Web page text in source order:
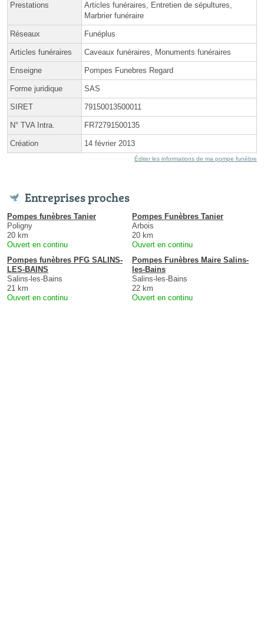
Prestations
Articles funéraires, Entretien de sépultures,
Marbrier funéraire
Réseaux Funéplus
Articles funéraires Caveaux funéraires, Monuments funéraires
Enseigne Pompes Funebres Regard
Forme juridique SAS
SIRET 79150013500011
N° TVA Intra. FR72791500135
Création 14 février 2013
Éditer les informations de ma pompe funèbre
Entreprises proches
Pompes funèbres Tanier
Poligny
20 km
Ouvert en continu
Pompes Funèbres Tanier
Arbois
20 km
Ouvert en continu
Pompes funèbres PFG SALINS-
LES-BAINS
Salins-les-Bains
21 km
Ouvert en continu
Pompes Funèbres Maire Salins-
les-Bains
Salins-les-Bains
22 km
Ouvert en continu